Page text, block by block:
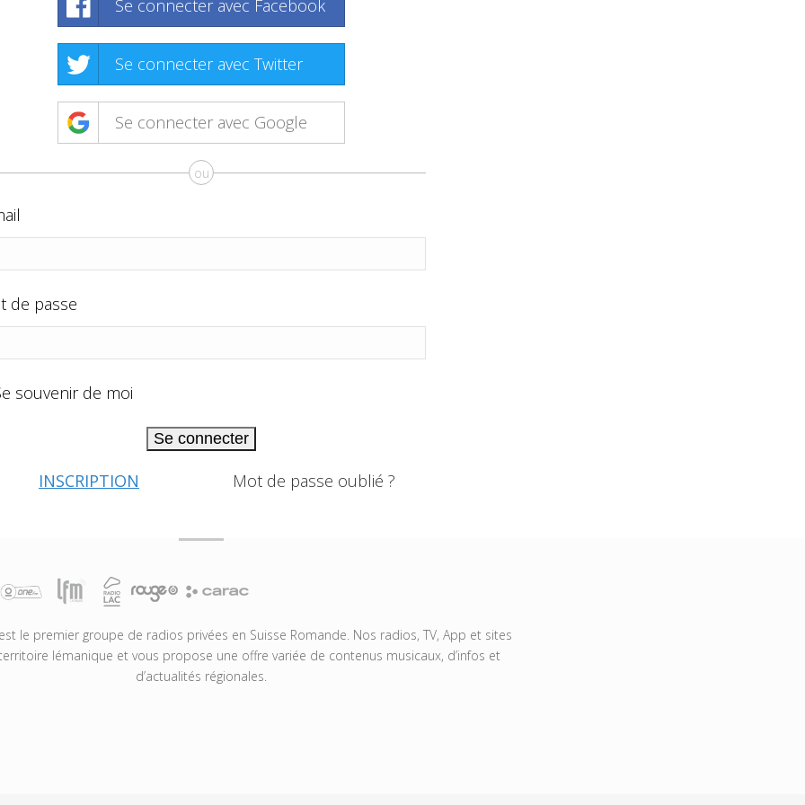
Se connecter avec Facebook
Se connecter avec Twitter
Se connecter avec Google
ou
de passe
souvenir de moi
Se connecter
INSCRIPTION Mot de passe oublié ?
le premier groupe de radios privées en Suisse Romande. Nos radios, TV, App et sites
lémanique et vous propose une offre variée de contenus musicaux, d’infos et
d’actualités régionales.